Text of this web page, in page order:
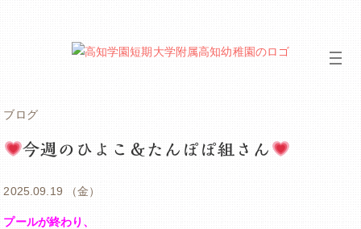
ブログ
今週のひよこ＆たんぽぽ組さん
2025.09.19 （金）
プールが終わり、